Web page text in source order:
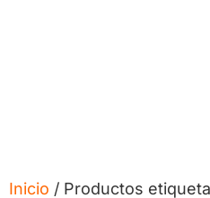
Inicio / Productos